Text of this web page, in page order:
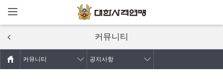
주요콘텐츠로
커뮤니티
커뮤니티 공지사항